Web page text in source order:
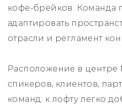
кофе-брейков. Команда
адаптировать
отрасли и регламент
Расположение в центре
спикеров, клиентов,
команд: к лофту легко